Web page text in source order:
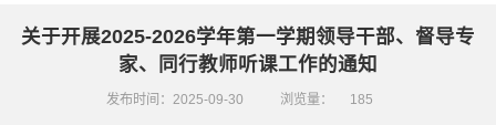
关于开展2025-2026学年第一学期领导干部、督导专
家、同行教师听课工作的通知
发布时间：2025-09-30 浏览量： 185